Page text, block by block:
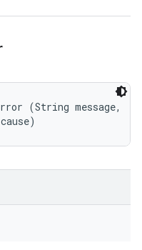
(String message,